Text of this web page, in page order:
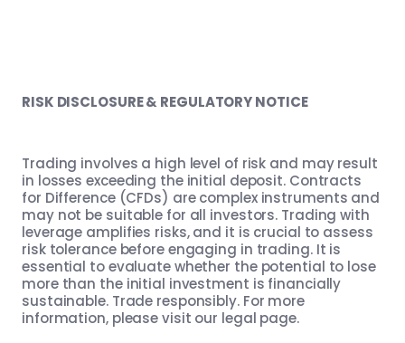
RISK DISCLOSURE & REGULATORY NOTICE
Trading involves a high level of risk and may result
in losses exceeding the initial deposit. Contracts
for Difference (CFDs) are complex instruments and
may not be suitable for all investors. Trading with
leverage amplifies risks, and it is crucial to assess
risk tolerance before engaging in trading. It is
essential to evaluate whether the potential to lose
more than the initial investment is financially
sustainable. Trade responsibly. For more
information, please visit our legal page.